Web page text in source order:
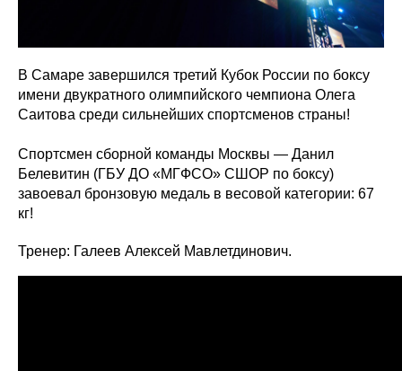
В Самаре завершился третий Кубок России по боксу
имени двукратного олимпийского чемпиона Олега
Саитова среди сильнейших спортсменов страны!
Спортсмен сборной команды Москвы — Данил
Белевитин (ГБУ ДО «МГФСО» СШОР по боксу)
завоевал бронзовую медаль в весовой категории: 67
кг!
Тренер: Галеев Алексей Мавлетдинович.